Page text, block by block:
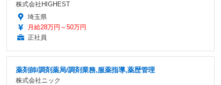
株式会社HIGHEST
埼玉県
月給28万円～50万円
正社員
薬剤師/調剤薬局/調剤業務,服薬指導,薬歴管理
株式会社ニック